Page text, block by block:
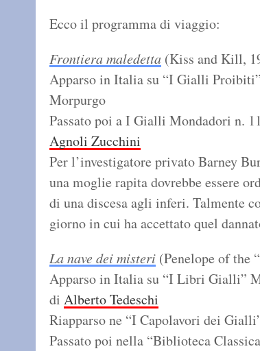
Ecco il programma di viaggio:
Frontiera maledetta (Kiss and Kill,
Apparso in Italia su “I Gialli
Morpurgo
Passato poi a I Gialli Mondadori n.
Agnoli Zucchini
Per l’investigatore privato Barney
una moglie rapita dovrebbe essere
di una discesa agli inferi. Talmente
giorno in cui ha accettato quel
La nave dei misteri (Penelope of the
Apparso in Italia su “I Libri Gialli”
di Alberto Tedeschi
Riapparso ne “I Capolavori dei
Passato poi nella “Biblioteca